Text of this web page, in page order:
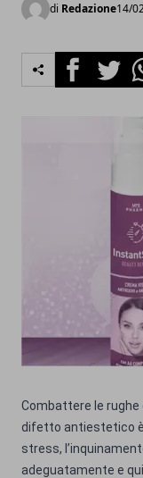
di Redazione14/
FacebookTwitter
Combattere le rughe
difetto antiestetico è
stress,
adeguatamente e